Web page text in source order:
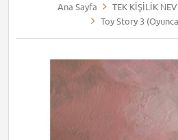
Ana Sayfa
TEK KİŞİLİK
Toy Story 3